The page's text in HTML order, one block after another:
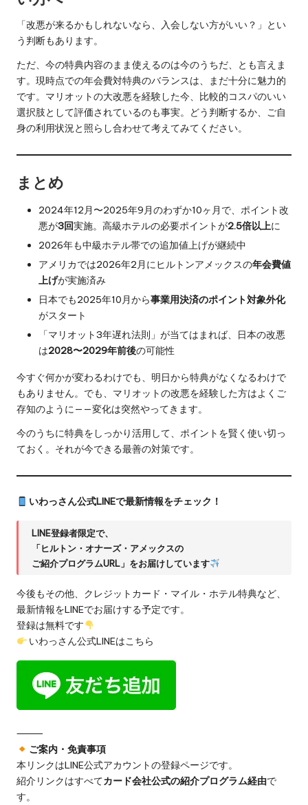
「改悪が来るかもしれないなら、入会しない方がいい？」とい
う判断もあります。
ただ、今の特典内容のまま使えるのは今のうちだ、とも言えま
す。現時点での年会費対特典のバランスは、まだ十分に魅力的
です。マリオットの大改悪を経験した今、比較的コスパのいい
選択肢として評価されているのも事実。どう判断するか、ご自
身の利用状況と照らし合わせて考えてみてください。
まとめ
2024年12月〜2025年9月のわずか10ヶ月で、ポイント改
悪が3回実施。高級ホテルの必要ポイントが2.5倍以上に
2026年も中級ホテル帯での追加値上げが継続中
アメリカでは2026年2月にヒルトンアメックスの年会費値
上げが実施済み
日本でも2025年10月から事業用決済のポイント対象外化
がスタート
「マリオット3年遅れ法則」が当てはまれば、日本の改悪
は2028〜2029年前後の可能性
今すぐ何かが変わるわけでも、明日から特典がなくなるわけで
もありません。でも、マリオットの改悪を経験した方はよくご
存知のように——変化は突然やってきます。
今のうちに特典をしっかり活用して、ポイントを賢く使い切っ
ておく。それが今できる最善の対策です。
いわっさん公式LINEで最新情報をチェック！
LINE登録者限定で、
「ヒルトン・オナーズ・アメックスの
ご紹介プログラムURL」をお届けしています
今後もその他、クレジットカード・マイル・ホテル特典など、
最新情報をLINEでお届けする予定です。
登録は無料です
いわっさん公式LINEはこちら
⸻
ご案内・免責事項
本リンクはLINE公式アカウントの登録ページです。
紹介リンクはすべてカード会社公式の紹介プログラム経由で
す。